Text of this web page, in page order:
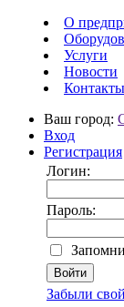
О
Услуги
Новости
Контакты
Ваш город:
Вход
Регистрация
Логин:
Пароль:
Забыли